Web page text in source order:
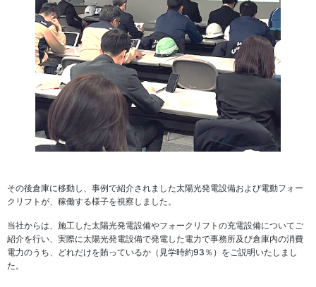
その後倉庫に移動し、事例で紹介されました太陽光発電設備および電動フォー
クリフトが、稼働する様子を視察しました。
当社からは、施工した太陽光発電設備やフォークリフトの充電設備についてご
紹介を行い、実際に太陽光発電設備で発電した電力で事務所及び倉庫内の消費
電力のうち、どれだけを賄っているか（見学時約93％）をご説明いたしまし
た。